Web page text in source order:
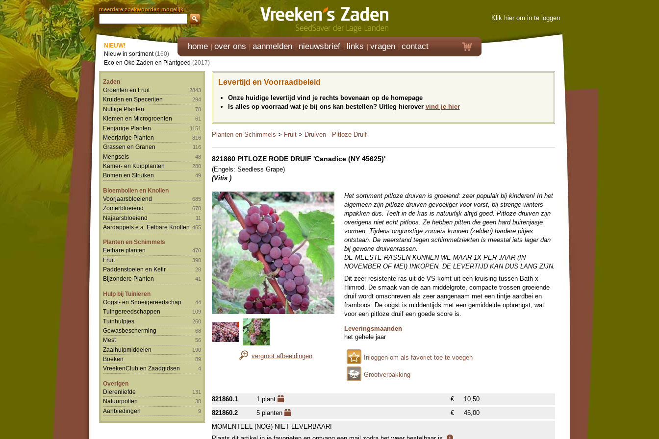
meerdere zoekwoorden mogelijk
Klik hier om in te loggen
home over ons aanmelden nieuwsbrief links vragen contact
NIEUW!
Nieuw in sortiment(160)
Eco en Oké Zaden en Plantgoed (2017)
Zaden
Groenten en Fruit
2843
Kruiden en Specerijen 294
Nuttige Planten 78
Kiemen en Microgroenten 61
Eenjarige Planten 1151
Meerjarige Planten 816
Grassen en Granen 116
Mengsels 48
Kamer- en Kuipplanten 280
Bomen en Struiken 49
Bloembollen en Knollen
Voorjaarsbloeiend
685
Zomerbloeiend 678
Najaarsbloeiend 11
Aardappels e.a. Eetbare Knollen 465
Planten en Schimmels
Eetbare planten
470
Fruit 390
Paddenstoelen en Kefir 28
Bijzondere Planten 41
Hulp bij Tuinieren
Oogst- en Snoeigereedschap
44
Tuingereedschappen 109
Tuinhulpjes 260
Gewasbescherming 68
Mest 56
Zaaihulpmiddelen 190
Boeken 89
VreekenClub en Zaadgidsen 4
Overigen
Dierenliefde
131
Natuurpotten 38
Aanbiedingen 9
Levertijd en Voorraadbeleid
Onze huidige levertijd vind je rechts bovenaan op de homepage
Is alles op voorraad wat je bij ons kan bestellen? Uitleg hierover vind je hier
Planten en Schimmels > Fruit > Druiven - Pitloze Druif
821860 PITLOZE RODE DRUIF 'Canadice (NY 45625)'
(Engels: Seedless Grape)
(Vitis )
vergroot afbeeldingen
Het sortiment pitloze druiven is groeiend: zeer populair bij kinderen! In het
algemeen zijn pitloze druiven gevoeliger voor vorst, bij strenge winters
inpakken dus. Teelt in de kas is natuurlijk altijd goed. Pitloze druiven zijn
overigens niet echt pitloos. Ze hebben pitten die geen hard buitenjasje
vormen. Tijdens ongunstige zomers kunnen (zelden) hardere pitjes
ontstaan. De weerstand tegen schimmelziekten is meestal iets lager dan
bij gewone druivenrassen.
DE MEESTE RASSEN KUNNEN WE MAAR 1X PER JAAR (IN
NOVEMBER OF MEI) INKOPEN. DE LEVERTIJD KAN DUS LANG ZIJN.
Dit zeer resistente ras uit de VS komt uit een kruising tussen Bath x
Himrod. De smaak van de aan middelgrote, compacte trossen groeiende
druif wordt omschreven als zeer aangenaam met een tintje aardbei en
framboos. De oogst is middentijds met een gemiddelde opbrengst, wat
voor een pitloze druif een goede score is.
Leveringsmaanden
het gehele jaar
Inloggen om als favoriet toe te voegen
Grootverpakking
821860.1 1 plant €
10,50
821860.2
5 planten €
45,00
MOMENTEEL (NOG) NIET LEVERBAAR!